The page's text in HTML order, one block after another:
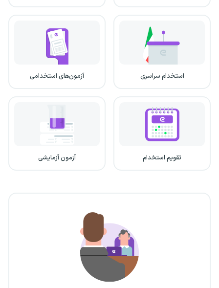
استخدام سراسری آزمون‌های استخدامی
تقویم استخدام آزمون آزمایشی